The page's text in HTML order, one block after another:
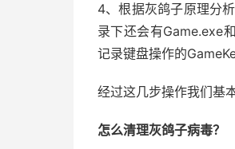
4、根据灰鸽子原理分
录下还会有Game.exe
记录键盘操作的
经过这几步操作我们基
怎么清理灰鸽子病毒？